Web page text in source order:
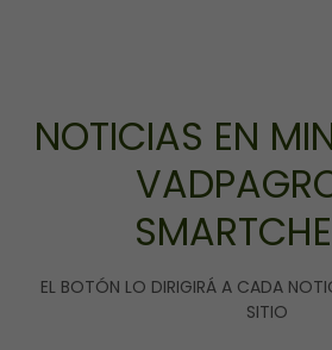
NOTICIAS EN
EL BOTÓN LO DIRIGIRÁ A CADA
SITIO